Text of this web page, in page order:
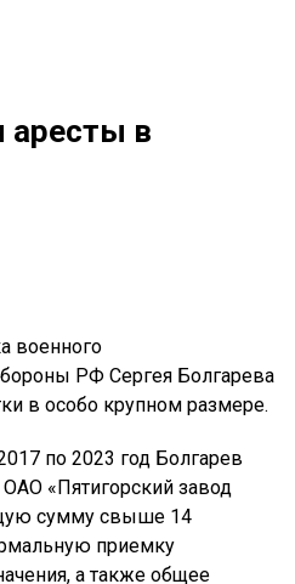
в
военного
РФ Сергея Болгарева
в особо крупном размере.
по 2023 год Болгарев
ОАО «Пятигорский завод
сумму свыше 14
приемку
а также общее